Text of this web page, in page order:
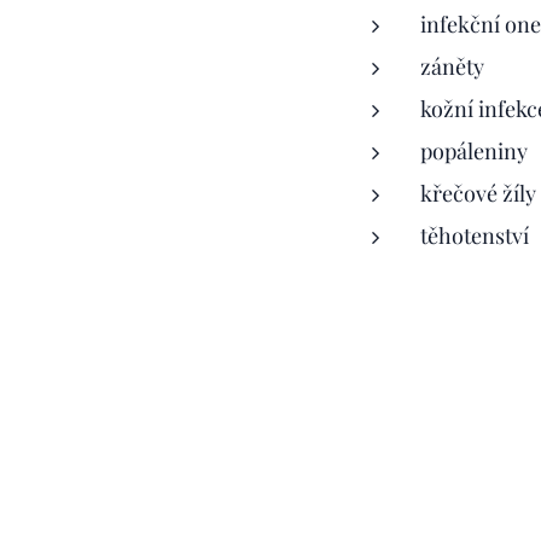
infekční
záněty
kožní
popáleniny
křečové žíly
těhotenství